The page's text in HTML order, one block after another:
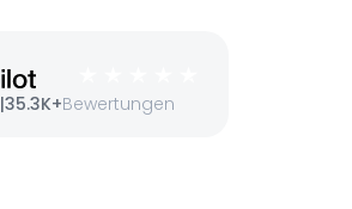
|35.3K+Bewertungen